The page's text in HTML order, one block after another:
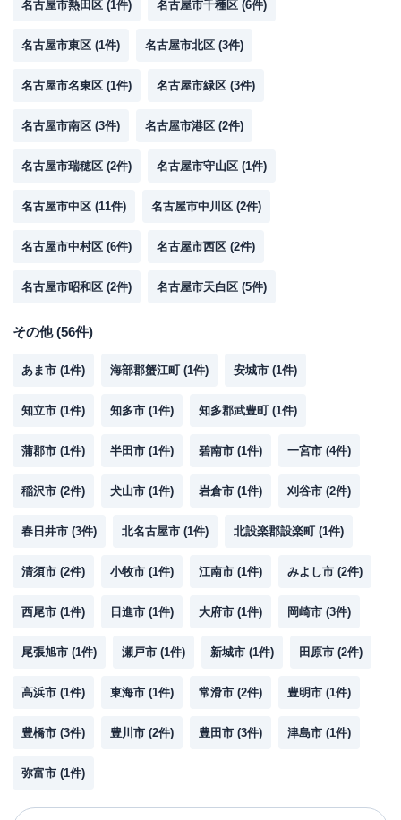
名古屋市熱田区 (1件) 名古屋市千種区 (6件)
名古屋市東区 (1件) 名古屋市北区 (3件)
名古屋市名東区 (1件) 名古屋市緑区 (3件)
名古屋市南区 (3件) 名古屋市港区 (2件)
名古屋市瑞穂区 (2件) 名古屋市守山区 (1件)
名古屋市中区 (11件) 名古屋市中川区 (2件)
名古屋市中村区 (6件) 名古屋市西区 (2件)
名古屋市昭和区 (2件) 名古屋市天白区 (5件)
その他(56件)
あま市 (1件) 海部郡蟹江町 (1件) 安城市 (1件)
知立市 (1件) 知多市 (1件) 知多郡武豊町 (1件)
蒲郡市 (1件) 半田市 (1件) 碧南市 (1件) 一宮市 (4件)
稲沢市 (2件) 犬山市 (1件) 岩倉市 (1件) 刈谷市 (2件)
春日井市 (3件) 北名古屋市 (1件) 北設楽郡設楽町 (1件)
清須市 (2件) 小牧市 (1件) 江南市 (1件) みよし市 (2件)
西尾市 (1件) 日進市 (1件) 大府市 (1件) 岡崎市 (3件)
尾張旭市 (1件) 瀬戸市 (1件) 新城市 (1件) 田原市 (2件)
高浜市 (1件) 東海市 (1件) 常滑市 (2件) 豊明市 (1件)
豊橋市 (3件) 豊川市 (2件) 豊田市 (3件) 津島市 (1件)
弥富市 (1件)